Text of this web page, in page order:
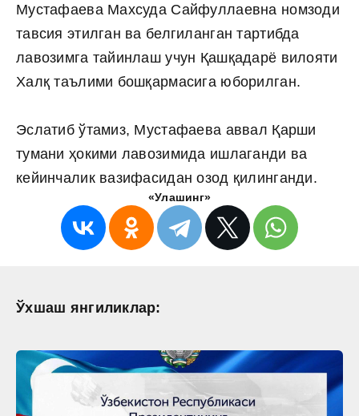
Мустафаева Махсуда Сайфуллаевна номзоди
тавсия этилган ва белгиланган тартибда
лавозимга тайинлаш учун Қашқадарё вилояти
Халқ таълими бошқармасига юборилган.
Эслатиб ўтамиз, Мустафаева аввал Қарши
тумани ҳокими лавозимида ишлаганди ва
кейинчалик вазифасидан озод қилинганди.
«Улашинг»
Ўхшаш янгиликлар: